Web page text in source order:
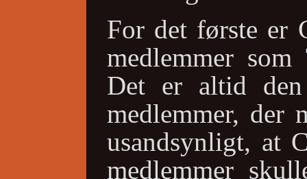
For det første er
medlemmer som
Det er altid
medlemmer, der
usandsynligt, at
medlemmer